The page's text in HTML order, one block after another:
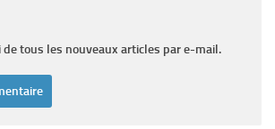
de tous les nouveaux articles par e-mail.